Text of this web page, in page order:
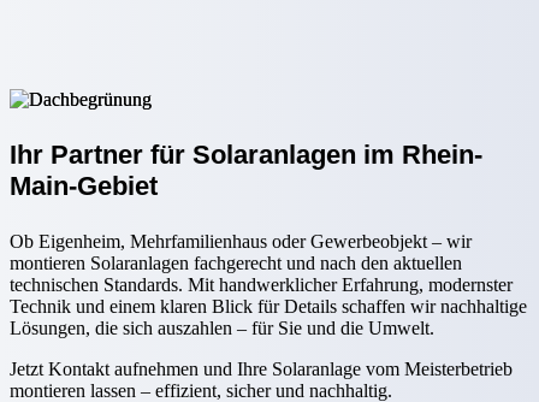
Ihr Partner für Solaranlagen im Rhein-
Main-Gebiet
Ob Eigenheim, Mehrfamilienhaus oder Gewerbeobjekt – wir
montieren Solaranlagen fachgerecht und nach den aktuellen
technischen Standards. Mit handwerklicher Erfahrung, modernster
Technik und einem klaren Blick für Details schaffen wir nachhaltige
Lösungen, die sich auszahlen – für Sie und die Umwelt.
Jetzt Kontakt aufnehmen und Ihre Solaranlage vom Meisterbetrieb
montieren lassen – effizient, sicher und nachhaltig.